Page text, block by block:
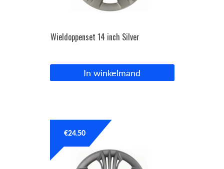
Wieldoppenset 14 inch Silver
In winkelmand
€24.50